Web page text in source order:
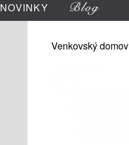
NOVINKY
Venkovský domov